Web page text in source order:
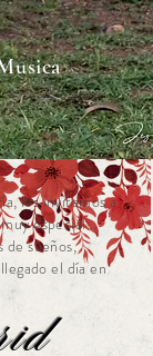
les invitamos a
especial…
de sueños,
el día en